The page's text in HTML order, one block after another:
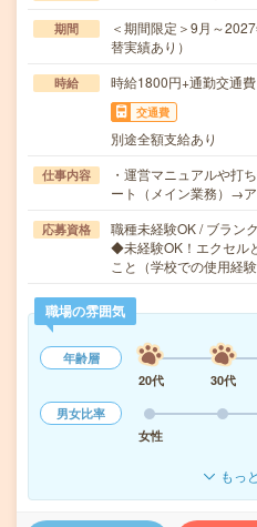
期間
＜期間限定＞9月～
替実績あり）
時給 時給1800円+通勤交通費
交通費
別途全額支給あり
仕事内容
・運営マニュアルや打
ート（メイン業務）→
応募資格
職種未経験OK / ブラン
◆未経験OK！エクセル
こと（学校での使用経
職場の雰囲気
年齢層
20代
30代
男女比率
女性
もっ